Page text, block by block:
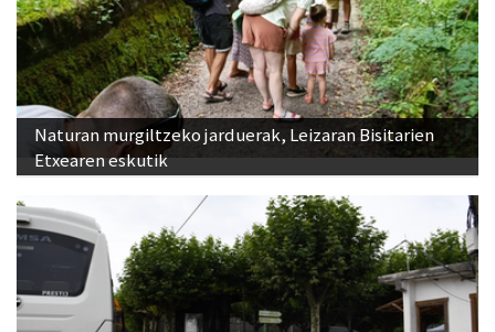
Naturan murgiltzeko jarduerak, Leizaran Bisitarien
Etxearen eskutik